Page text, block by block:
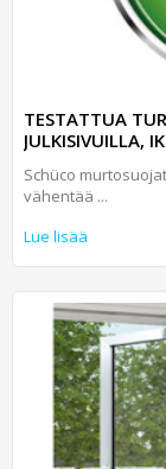
TESTATTUA
JULKISIVUILLA,
Schüco
vähentää ...
Lue lisää